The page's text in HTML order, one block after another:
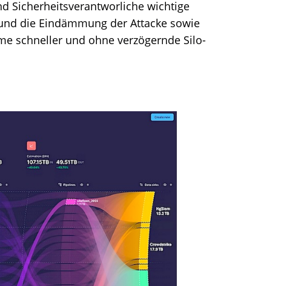
Sicherheitsverantworliche wichtige
die Eindämmung der Attacke sowie
schneller und ohne verzögernde Silo-